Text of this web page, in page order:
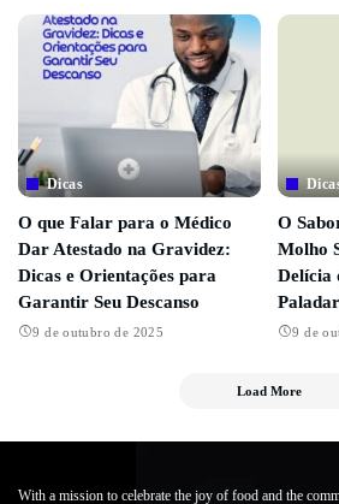
Dicas
O que Falar para o Médico
Dar Atestado na Gravidez:
Dicas e Orientações para
Garantir Seu Descanso
9 de outubro de 2025
O
Molho
Delícia
Paladar
9 de
Load More
With a mission to celebrate the joy of food and the